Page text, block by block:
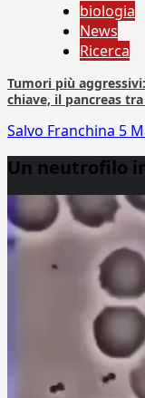
biologia
News
Ricerca
Tumori più
chiave, il pancreas
Salvo Franchina 5
Un neutrofilo
Player